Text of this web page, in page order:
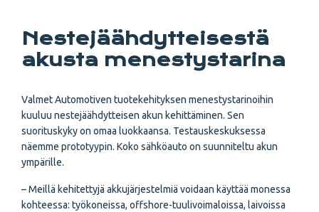
Nestejäähdytteisestä
akusta menestystarina
Valmet Automotiven tuotekehityksen menestystarinoihin
kuuluu nestejäähdytteisen akun kehittäminen. Sen
suorituskyky on omaa luokkaansa. Testauskeskuksessa
näemme prototyypin. Koko sähköauto on suunniteltu akun
ympärille.
– Meillä kehitettyjä akkujärjestelmiä voidaan käyttää monessa
kohteessa: työkoneissa, offshore-tuulivoimaloissa, laivoissa